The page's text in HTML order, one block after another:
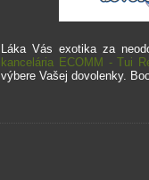
Láka Vás exotika za
kancelária ECOMM - Tui
výbere Vašej dovolenky.